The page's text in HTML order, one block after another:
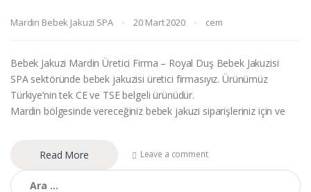
Mardin Bebek Jakuzi SPA 20 Mart 2020 cem
Bebek Jakuzi Mardin Üretici Firma – Royal Duş Bebek Jakuzisi
SPA sektöründe bebek jakuzisi üretici firmasıyız. Ürünümüz
Türkiye’nin tek CE ve TSE belgeli ürünüdür.
Mardin bölgesinde vereceğiniz bebek jakuzi siparişleriniz için ve
Read More Leave a comment
Arama: